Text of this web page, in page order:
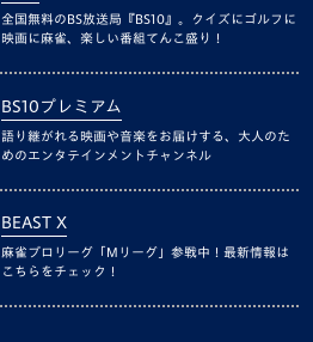
全国無料のBS放送局『BS10』。クイズにゴルフに
映画に麻雀、楽しい番組てんこ盛り！
BS10プレミアム
語り継がれる映画や音楽をお届けする、大人のた
めのエンタテインメントチャンネル
BEAST X
麻雀プロリーグ「Mリーグ」参戦中！最新情報は
こちらをチェック！